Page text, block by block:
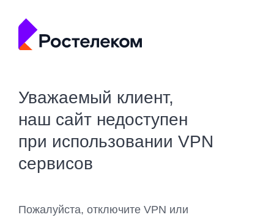
Уважаемый клиент,
наш сайт недоступен
при использовании VPN
сервисов
Пожалуйста, отключите VPN или